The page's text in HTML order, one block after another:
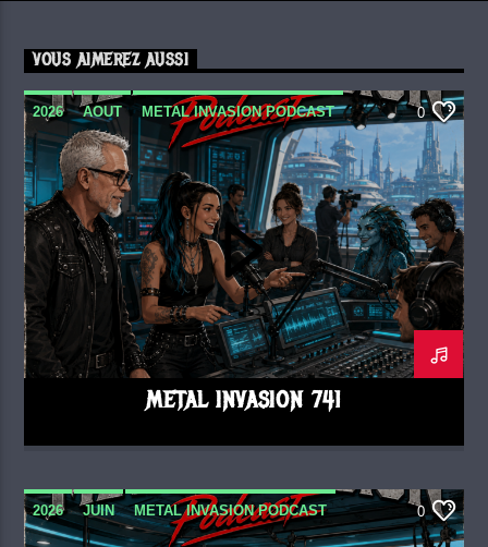
VOUS AIMEREZ AUSSI
2026 AOUT METAL INVASION PODCAST 0
METAL INVASION 741
2026 JUIN METAL INVASION PODCAST 0